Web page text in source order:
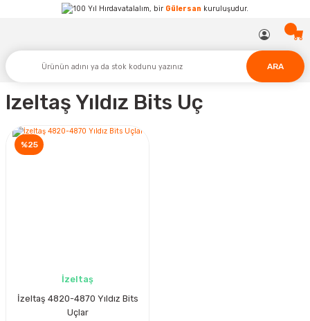
Hırdavatalalım, bir Gülersan kuruluşudur.
ARA
Izeltaş Yıldız Bits Uç
%25
İzeltaş
İzeltaş 4820-4870 Yıldız Bits
Uçlar